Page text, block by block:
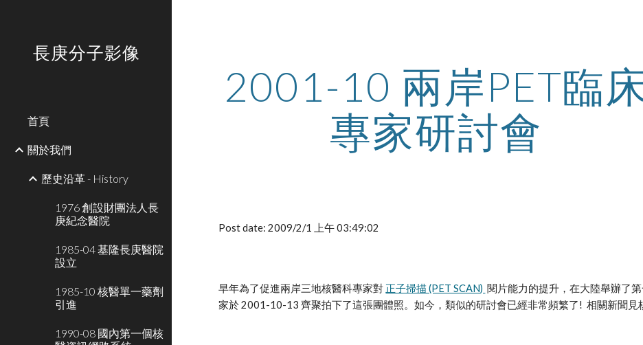
長庚分子影像
首頁
關於我們
歷史沿革 - History
1976 創設財團法人長
庚紀念醫院
1985-04 基隆長庚醫院
設立
1985-10 核醫單一藥劑
引進
1990-08 國內第一個核
2001-10 兩岸PET臨
專家研討會
Post date: 2009/2/1 上午 03:49:02
早年為了促進兩岸三地核醫科專家對 正子掃描 (PET SCAN) 閱片能力的提升，在大陸舉辦了
家於 2001-10-13 齊聚拍下了這張團體照。如今，類似的研討會已經非常頻繁了!  相關新聞見